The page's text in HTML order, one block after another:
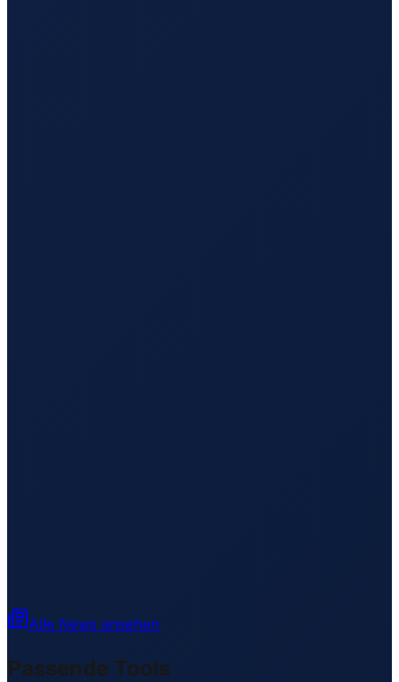
Alle News ansehen
Passende Tools